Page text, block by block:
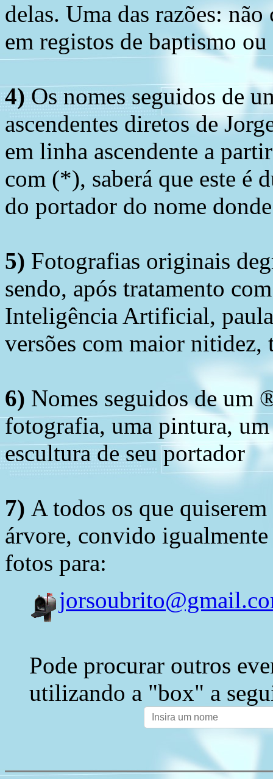
delas. Uma das razões:
em registos de baptismo
4) Os nomes seguidos de
ascendentes diretos de
em linha ascendente a
com (*), saberá que este é
do portador do nome
5) Fotografias originais
sendo, após tratamento
Inteligência Artificial,
versões com maior nitidez,
6) Nomes seguidos de um
fotografia, uma pintura,
escultura de seu portador
7) A todos os que
árvore, convido
fotos para:
Pode procurar outros
utilizando a "box" a